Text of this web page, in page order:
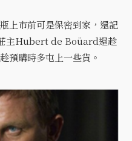
上市前可是保密到家，還記
主Hubert de Boüard還趁
預購時多屯上一些貨。